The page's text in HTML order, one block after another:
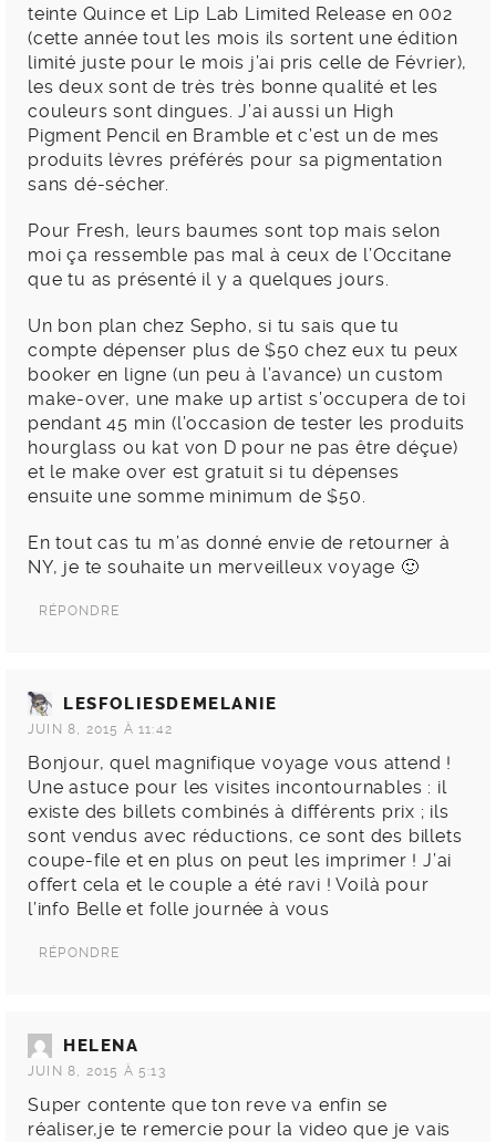
teinte Quince et Lip Lab Limited Release en 002
(cette année tout les mois ils sortent une édition
limité juste pour le mois j’ai pris celle de Février),
les deux sont de très très bonne qualité et les
couleurs sont dingues. J’ai aussi un High
Pigment Pencil en Bramble et c’est un de mes
produits lèvres préférés pour sa pigmentation
sans dé-sécher.
Pour Fresh, leurs baumes sont top mais selon
moi ça ressemble pas mal à ceux de l’Occitane
que tu as présenté il y a quelques jours.
Un bon plan chez Sepho, si tu sais que tu
compte dépenser plus de $50 chez eux tu peux
booker en ligne (un peu à l’avance) un custom
make-over, une make up artist s’occupera de toi
pendant 45 min (l’occasion de tester les produits
hourglass ou kat von D pour ne pas être déçue)
et le make over est gratuit si tu dépenses
ensuite une somme minimum de $50.
En tout cas tu m’as donné envie de retourner à
NY, je te souhaite un merveilleux voyage 🙂
RÉPONDRE
LESFOLIESDEMELANIE
JUIN 8, 2015 À 11:42
Bonjour, quel magnifique voyage vous attend !
Une astuce pour les visites incontournables : il
existe des billets combinés à différents prix ; ils
sont vendus avec réductions, ce sont des billets
coupe-file et en plus on peut les imprimer ! J’ai
offert cela et le couple a été ravi ! Voilà pour
l’info Belle et folle journée à vous
RÉPONDRE
HELENA
JUIN 8, 2015 À 5:13
Super contente que ton reve va enfin se
réaliser,je te remercie pour la video que je vais